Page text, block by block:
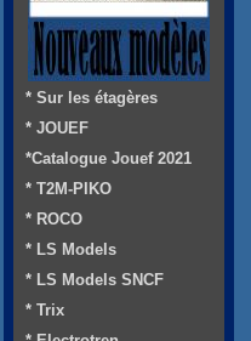
* Sur les étagères
* JOUEF
*Catalogue Jouef 2021
* T2M-PIKO
* ROCO
* LS Models
* LS Models SNCF
* Trix